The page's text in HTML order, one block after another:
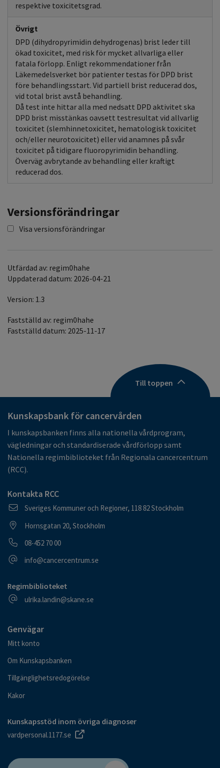
respektive toxicitetsgrad.
Övrigt
DPD (dihydropyrimidin dehydrogenas) brist leder till
ökad toxicitet, med risk för mycket allvarliga eller
fatala förlopp. Enligt rekommendationer från
Läkemedelsverket bör patienter testas för DPD brist
före behandlingsstart. Vid partiell brist reducerad dos,
vid total brist avstå behandling.
Då test inte hittar alla med nedsatt DPD aktivitet ska
DPD brist misstänkas oavsett testresultat vid allvarlig
toxicitet (slemhinnetoxicitet, hematologisk toxicitet
och/eller neurotoxicitet) eller vid anamnes på svår
toxicitet på tidigare fluoropyrimidin behandling.
Överväg avbrytande av behandling eller kraftigt
reducerad dos.
Versionsförändringar
Visa versionsförändringar
Utfärdad av: regim0hahe
Uppdaterad datum: 2026-04-21
Version: 1.3
Fastställd av: regim0hahe
Fastställd datum: 2025-11-17
Till toppen
Kunskapsbank för cancervården
I kunskapsbanken finns alla nationella vårdprogram,
vägledningar och standardiserade vårdförlopp samt
Nationella regimbiblioteket från Regionala cancercentrum
(RCC).
Kontakta RCC
Postadress
Sveriges Kommuner och Regioner, 118 82 Stockholm
Besöksadress
Hornsgatan 20, Stockholm
Telefonnummer
08-452 70 00
E-postadress
info@cancercentrum.se
Regimbiblioteket
E-postadress
ulrika.landin@skane.se
Genvägar
Mitt konto
Om Kunskapsbanken
Tillgänglighetsredogörelse
Kakor
Kunskapsstöd inom övriga diagnoser
vardpersonal.1177.se